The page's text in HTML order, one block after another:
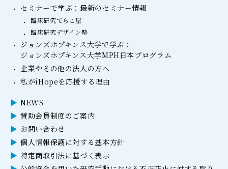
セミナーで学ぶ：最新のセミナー情報
臨床研究てらこ屋
臨床研究デザイン塾
ジョンズホプキンス大学で学ぶ：
ジョンズホプキンス大学MPH日本プログラム
企業やその他の法人の方へ
私がiHopeを応援する理由
NEWS
賛助会員制度のご案内
お問い合わせ
個人情報保護に対する基本方針
特定商取引法に基づく表示